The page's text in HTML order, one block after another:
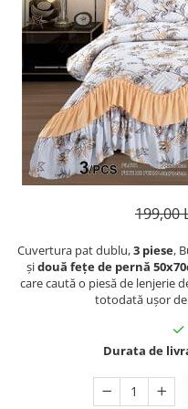
Cearceaf cu elastic
Cearceaf normal
Lenjerii De Pat Creponate
Lenjerii De Pat Bumbac
Persoane
Lenjerii De Pat Bumbac
Matlasate, 2 Persoane
Lenjerii De Pat Bumbac
Lenjerii De Pat Volanase
Lenjerii De Pat, Finet
2 Persoane
Lenjerii De Pat Jacquard
Lenjerii De Pat Cocolino
Set Lenjerie De Pat Blana
Artificiala De Iepure, 6
199,00
Cuvertura pat dublu,3 piese,
șidouă fețe de pernă
care caută o piesă de lenjerie
totodată ușor
Durata de